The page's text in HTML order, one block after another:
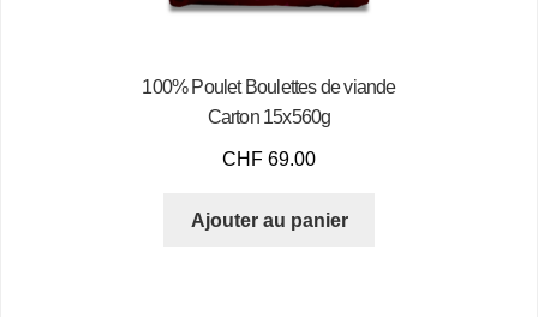
100% Poulet Boulettes de viande
Carton 15x560g
CHF 69.00
Ajouter au panier